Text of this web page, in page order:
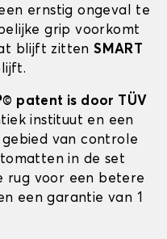
ernstig ongeval te
grip voorkomt
blijft zittenSMART
patent is door TÜV
instituut en een
van controle
in de set
rug voor een betere
een garantie van 1